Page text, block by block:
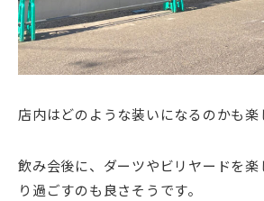
店内はどのような装いになるのかも楽
飲み会後に、ダーツやビリヤードを楽
り過ごすのも良さそうです。